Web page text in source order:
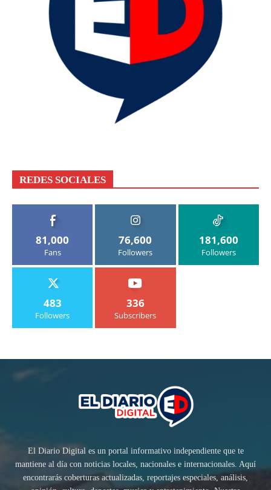
REDES SOCIALES
81,000
Fans
76,600
Followers
181,600
Followers
483
Followers
336
Subscribers
El Diario Digital es un portal informativo independiente que te
mantiene al día con noticias locales, nacionales e internacionales. Aquí
encontrarás coberturas actualizadas, reportajes especiales, análisis,